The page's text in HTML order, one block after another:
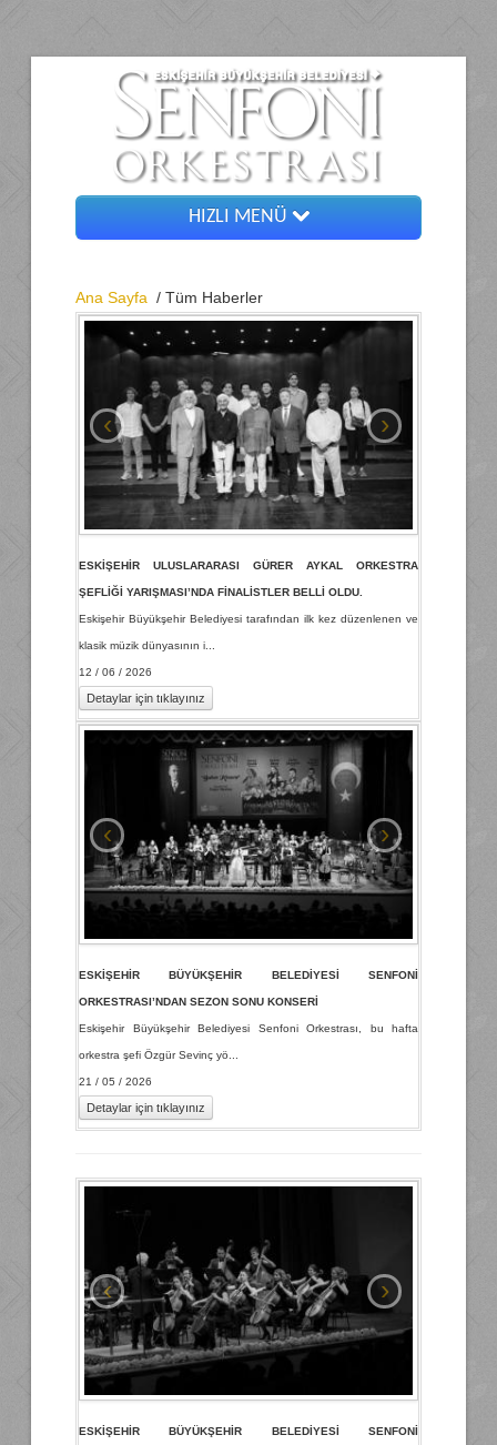
HIZLI MENÜ
Yönetim
Orkestra
Hakkımızda
Galeri
Arşiv Gösteriler
English
Ana Sayfa / Tüm Haberler
‹ ›
ESKİŞEHİR ULUSLARARASI GÜRER AYKAL ORKESTRA
ŞEFLİĞİ YARIŞMASI’NDA FİNALİSTLER BELLİ OLDU.
Eskişehir Büyükşehir Belediyesi tarafından ilk kez düzenlenen ve
klasik müzik dünyasının i...
12 / 06 / 2026
Detaylar için tıklayınız
‹ ›
ESKİŞEHİR BÜYÜKŞEHİR BELEDİYESİ SENFONİ
ORKESTRASI’NDAN SEZON SONU KONSERİ
Eskişehir Büyükşehir Belediyesi Senfoni Orkestrası, bu hafta
orkestra şefi Özgür Sevinç yö...
21 / 05 / 2026
Detaylar için tıklayınız
‹ ›
ESKİŞEHİR BÜYÜKŞEHİR BELEDİYESİ SENFONİ